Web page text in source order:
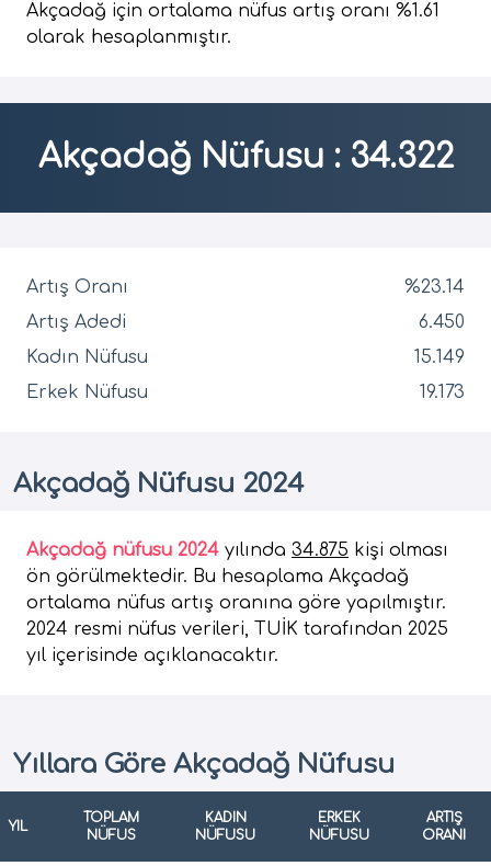
Akçadağ için ortalama nüfus artış oranı %1.61
olarak hesaplanmıştır.
Akçadağ Nüfusu : 34.322
Artış Oranı
%23.14
Artış Adedi
6.450
Kadın Nüfusu
15.149
Erkek Nüfusu
19.173
Akçadağ Nüfusu 2024
Akçadağ nüfusu 2024 yılında 34.875 kişi olması
ön görülmektedir. Bu hesaplama Akçadağ
ortalama nüfus artış oranına göre yapılmıştır.
2024 resmi nüfus verileri, TUİK tarafından 2025
yıl içerisinde açıklanacaktır.
Yıllara Göre Akçadağ Nüfusu
YIL
TOPLAM
NÜFUS
KADIN
NÜFUSU
ERKEK
NÜFUSU
ARTIŞ
ORANI